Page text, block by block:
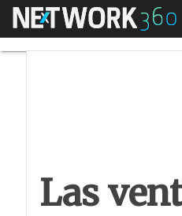
Menú
Las